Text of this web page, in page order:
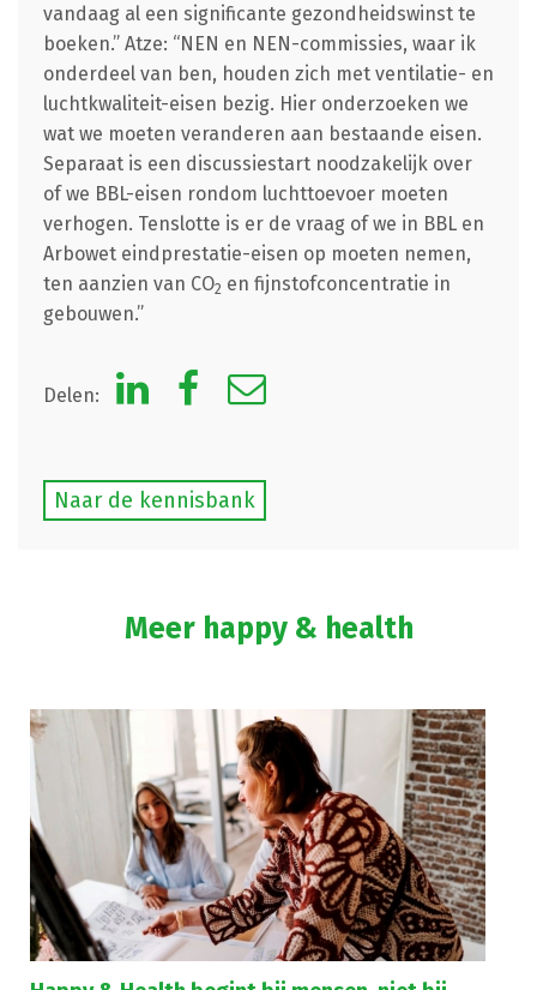
vandaag al een significante gezondheidswinst te
boeken.” Atze: “NEN en NEN-commissies, waar ik
onderdeel van ben, houden zich met ventilatie- en
luchtkwaliteit-eisen bezig. Hier onderzoeken we
wat we moeten veranderen aan bestaande eisen.
Separaat is een discussiestart noodzakelijk over
of we BBL-eisen rondom luchttoevoer moeten
verhogen. Tenslotte is er de vraag of we in BBL en
Arbowet eindprestatie-eisen op moeten nemen,
ten aanzien van CO2 en fijnstofconcentratie in
gebouwen.”
Delen:
Naar de kennisbank
Meer happy & health